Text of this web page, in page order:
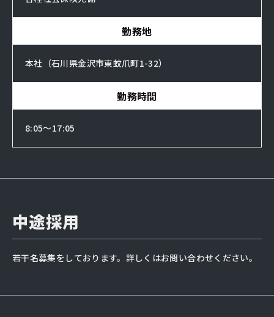
勤務地
本社（石川県金沢市東蚊爪町1-32）
勤務時間
8:05～17:05
中途採用
若干名募集をしております。詳しくはお問い合わせください。